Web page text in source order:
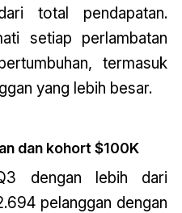
total pendapatan.
setiap perlambatan
termasuk
yang lebih besar.
dan kohort $100K
dengan lebih dari
pelanggan dengan